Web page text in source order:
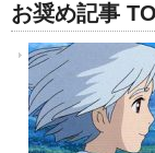
お奨め記事